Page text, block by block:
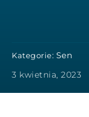
Kategorie: Sen
3 kwietnia, 2023